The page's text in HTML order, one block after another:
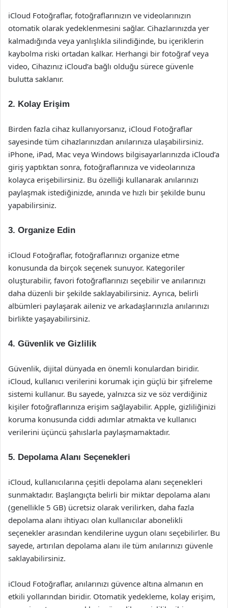
iCloud Fotoğraflar, fotoğraflarınızın ve videolarınızın
otomatik olarak yedeklenmesini sağlar. Cihazlarınızda yer
kalmadığında veya yanlışlıkla silindiğinde, bu içeriklerin
kaybolma riski ortadan kalkar. Herhangi bir fotoğraf veya
video, Cihazınız iCloud’a bağlı olduğu sürece güvenle
bulutta saklanır.
2. Kolay Erişim
Birden fazla cihaz kullanıyorsanız, iCloud Fotoğraflar
sayesinde tüm cihazlarınızdan anılarınıza ulaşabilirsiniz.
iPhone, iPad, Mac veya Windows bilgisayarlarınızda iCloud’a
giriş yaptıktan sonra, fotoğraflarınıza ve videolarınıza
kolayca erişebilirsiniz. Bu özelliği kullanarak anılarınızı
paylaşmak istediğinizde, anında ve hızlı bir şekilde bunu
yapabilirsiniz.
3. Organize Edin
iCloud Fotoğraflar, fotoğraflarınızı organize etme
konusunda da birçok seçenek sunuyor. Kategoriler
oluşturabilir, favori fotoğraflarınızı seçebilir ve anılarınızı
daha düzenli bir şekilde saklayabilirsiniz. Ayrıca, belirli
albümleri paylaşarak aileniz ve arkadaşlarınızla anılarınızı
birlikte yaşayabilirsiniz.
4. Güvenlik ve Gizlilik
Güvenlik, dijital dünyada en önemli konulardan biridir.
iCloud, kullanıcı verilerini korumak için güçlü bir şifreleme
sistemi kullanur. Bu sayede, yalnızca siz ve söz verdiğiniz
kişiler fotoğraflarınıza erişim sağlayabilir. Apple, gizliliğinizi
koruma konusunda ciddi adımlar atmakta ve kullanıcı
verilerini üçüncü şahıslarla paylaşmamaktadır.
5. Depolama Alanı Seçenekleri
iCloud, kullanıcılarına çeşitli depolama alanı seçenekleri
sunmaktadır. Başlangıçta belirli bir miktar depolama alanı
(genellikle 5 GB) ücretsiz olarak verilirken, daha fazla
depolama alanı ihtiyacı olan kullanıcılar abonelikli
seçenekler arasından kendilerine uygun olanı seçebilirler. Bu
sayede, artırılan depolama alanı ile tüm anılarınızı güvenle
saklayabilirsiniz.
iCloud Fotoğraflar, anılarınızı güvence altına almanın en
etkili yollarından biridir. Otomatik yedekleme, kolay erişim,